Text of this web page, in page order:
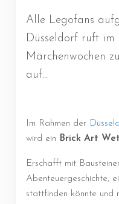
Alle Legofans
Düsseldorf ruft im
Märchenwochen
auf...
Im Rahmen der
wird ein Brick Art
Erschafft mit
Abenteuergeschichte,
stattfinden könnte und